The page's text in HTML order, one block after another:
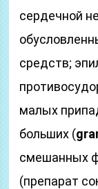
сердечной
средств;
малых
больших (
смешанных
(препарат